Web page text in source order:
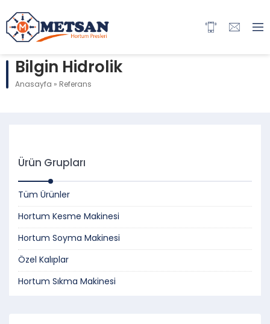
Bilgin Hidrolik
Anasayfa » Referans
Ürün Grupları
Tüm Ürünler
Hortum Kesme Makinesi
Hortum Soyma Makinesi
Özel Kalıplar
Hortum Sıkma Makinesi